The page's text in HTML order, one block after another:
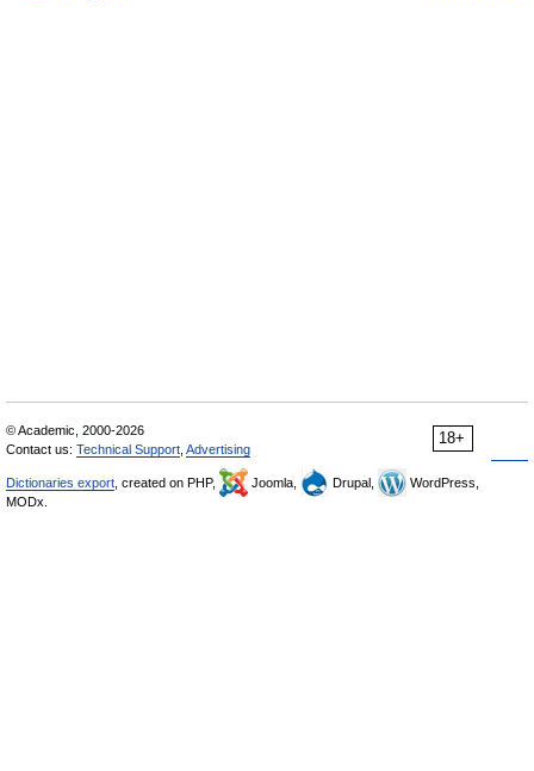
18+
© Academic, 2000-2026
Contact us: Technical Support Advertising
Dictionaries export , created on PHP, Joomla, Drupal,
WordPress,
MODx.